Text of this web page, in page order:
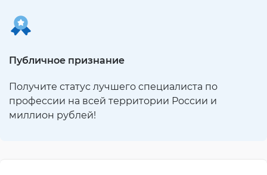
Публичное признание
Получите статус лучшего специалиста по
профессии на всей территории России и
миллион рублей!